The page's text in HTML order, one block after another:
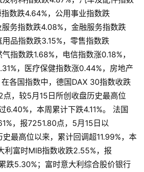
数跌4.64%，公用事业指数跌
务指数跌4.08%，金融服务指数跌
品指数跌3.15%，零售指数跌
指数跌1.68%，电信指数涨0.18%，
，医疗保健指数涨0.44%，房地产
各国指数中，德国DAX 30指数收跌
点，较5月15日所创收盘历史最高位
6.40%，本周累计下跌4.11%。 法国
，报7251.80点，5月15日以
最高位以来，累计回调超11.99%，本
利富时MIB指数收跌2.55%，报
跌5.30%；富时意大利综合股价银行